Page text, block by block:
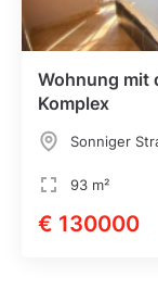
Wohnung mit
Komplex
Sonniger
93 m²
€ 130000